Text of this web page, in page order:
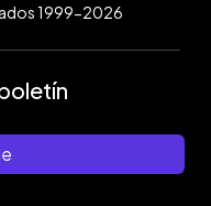
1999-2026